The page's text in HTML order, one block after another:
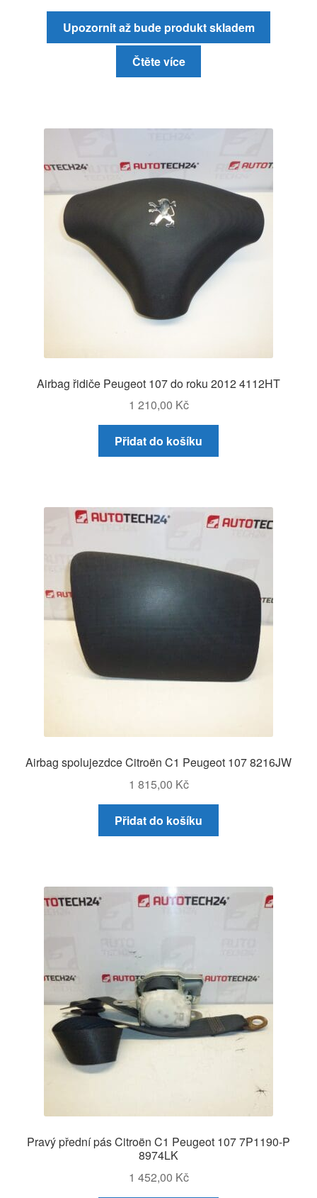
Upozornit až bude produkt skladem
Čtěte více
Airbag řidiče Peugeot 107 do roku 2012 4112HT
1 210,00 Kč
Přidat do košíku
Airbag spolujezdce Citroën C1 Peugeot 107 8216JW
1 815,00 Kč
Přidat do košíku
Pravý přední pás Citroën C1 Peugeot 107 7P1190-P
8974LK
1 452,00 Kč